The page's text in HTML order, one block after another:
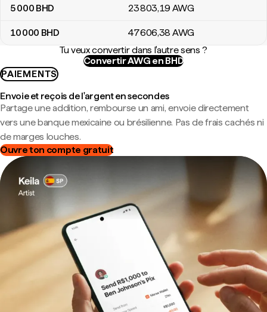
5 000 BHD 23 803,19 AWG
10 000 BHD 47 606,38 AWG
Tu veux convertir dans l'autre sens ?
Convertir AWG en BHD
PAIEMENTS
Envoie et reçois de l'argent en secondes
Partage une addition, rembourse un ami, envoie directement
vers une banque mexicaine ou brésilienne. Pas de frais cachés ni
de marges louches.
Ouvre ton compte gratuit